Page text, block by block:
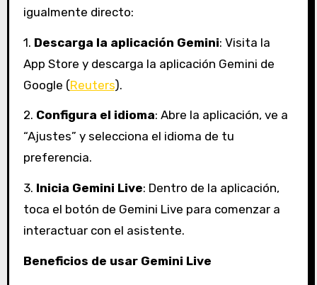
igualmente directo:
1. Descarga la aplicación Gemini: Visita la
App Store y descarga la aplicación Gemini de
Google (Reuters).
2. Configura el idioma: Abre la aplicación, ve a
“Ajustes” y selecciona el idioma de tu
preferencia.
3. Inicia Gemini Live: Dentro de la aplicación,
toca el botón de Gemini Live para comenzar a
interactuar con el asistente.
Beneficios de usar Gemini Live